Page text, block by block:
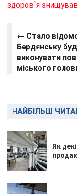
здоров`я
← Стало
Бердянську
виконувати
міського
НАЙБІЛЬШ
Як